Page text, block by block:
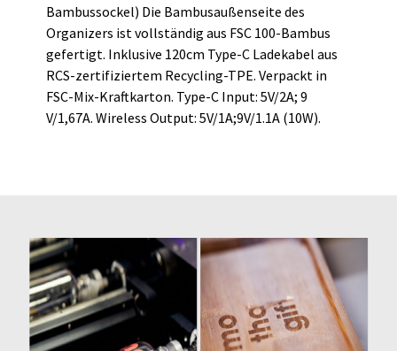
Bambussockel) Die Bambusaußenseite des
Organizers ist vollständig aus FSC 100-Bambus
gefertigt. Inklusive 120cm Type-C Ladekabel aus
RCS-zertifiziertem Recycling-TPE. Verpackt in
FSC-Mix-Kraftkarton. Type-C Input: 5V/2A; 9
V/1,67A. Wireless Output: 5V/1A;9V/1.1A (10W).